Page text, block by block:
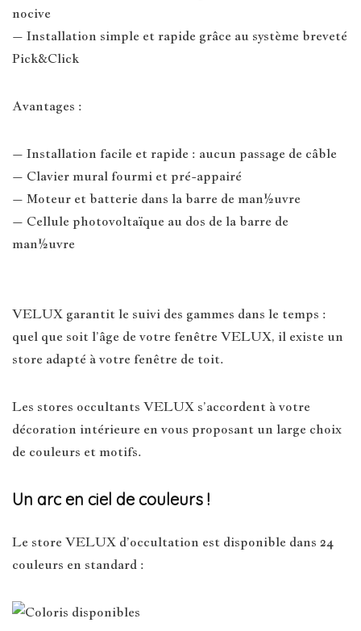
nocive
– Installation simple et rapide grâce au système breveté
Pick&Click
Avantages :
– Installation facile et rapide : aucun passage de câble
– Clavier mural fourmi et pré-appairé
– Moteur et batterie dans la barre de man½uvre
– Cellule photovoltaïque au dos de la barre de
man½uvre
VELUX garantit le suivi des gammes dans le temps :
quel que soit l’âge de votre fenêtre VELUX, il existe un
store adapté à votre fenêtre de toit.
Les stores occultants VELUX s’accordent à votre
décoration intérieure en vous proposant un large choix
de couleurs et motifs.
Un arc en ciel de couleurs !
Le store VELUX d’occultation est disponible dans 24
couleurs en standard :